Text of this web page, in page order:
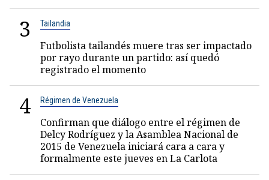
3 Tailandia
Futbolista tailandés muere tras ser impactado
por rayo durante un partido: así quedó
registrado el momento
4 Régimen de Venezuela
Confirman que diálogo entre el régimen de
Delcy Rodríguez y la Asamblea Nacional de
2015 de Venezuela iniciará cara a cara y
formalmente este jueves en La Carlota